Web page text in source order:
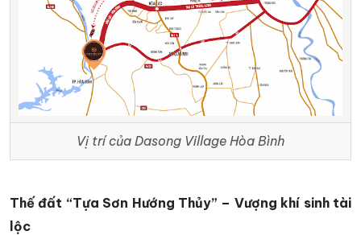
Vị trí của Dasong Village Hòa Bình
Thế đất “Tựa Sơn Hướng Thủy” – Vượng khí sinh tài
lộc